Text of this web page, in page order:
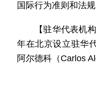
国际行为准则和法规
【驻华代表机
年在北京设立驻华
阿尔德科（Carlos